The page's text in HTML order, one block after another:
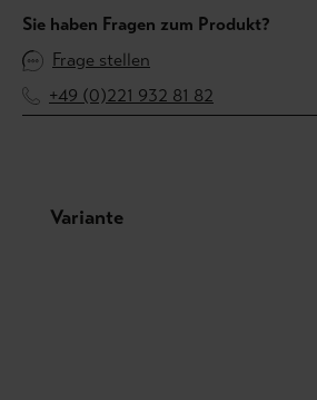
Sie haben Fragen zum Produkt?
Frage stellen
+49 (0)221 932 81 82
Produktgalerie überspringen
Variante